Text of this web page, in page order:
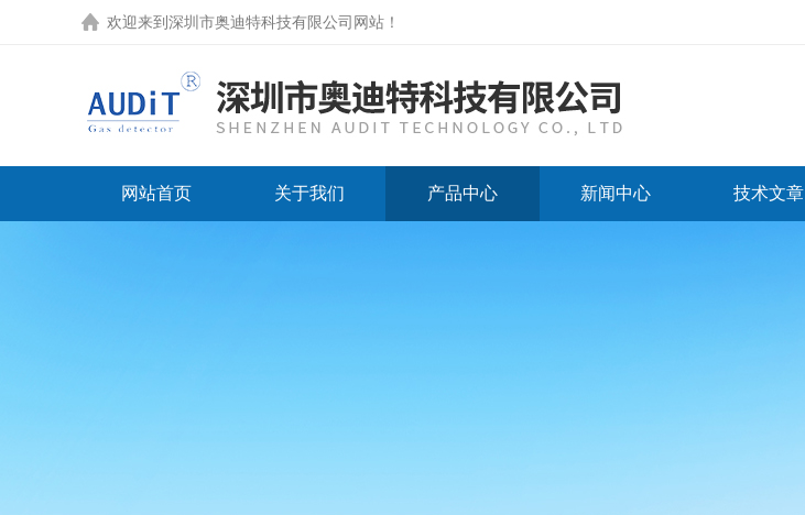
欢迎来到 深圳市奥迪特科技有限公司网站 ！
网站首页 关于我们 产品中心 新闻中心 技术文章